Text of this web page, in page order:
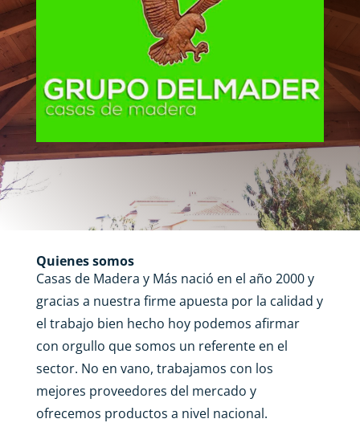
Quienes somos
Casas de Madera y Más nació en el año 2000 y
gracias a nuestra firme apuesta por la calidad y
el trabajo bien hecho hoy podemos afirmar
con orgullo que somos un referente en el
sector. No en vano, trabajamos con los
mejores proveedores del mercado y
ofrecemos productos a nivel nacional.